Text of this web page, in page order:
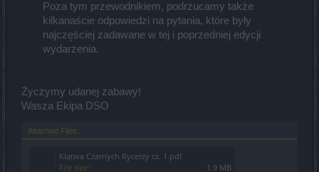
Poza tym przewodnikiem, podrzucamy także
kilkanaście odpowiedzi na pytania, które były
najczęściej zadawane w tej i poprzedniej edycji
wydarzenia.​
Życzymy udanej zabawy!
Wasza Ekipa DSO
Attached Files:
Klątwa Czarnych Rycerzy cz. 1.pdf
File size:
1.9 MB